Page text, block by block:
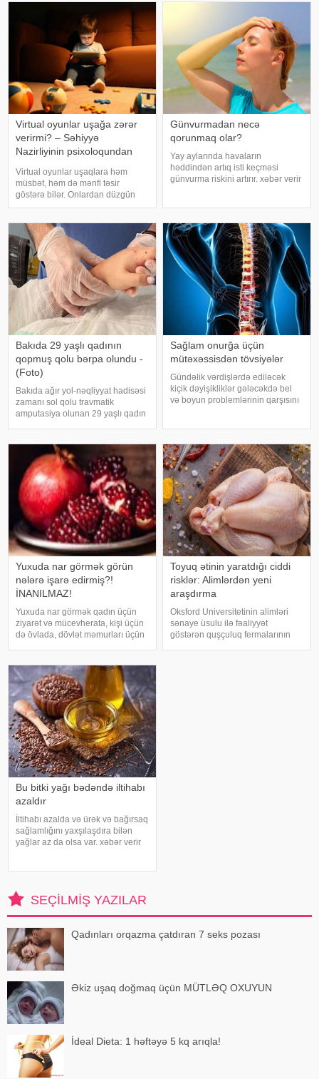
və antioksidantlar sayəsində soğa
Virtual oyunlar uşağa zərər
verirmi? – Səhiyyə
Nazirliyinin psixoloqundan
Virtual oyunlar uşaqlara həm
müsbət, həm də mənfi təsir
göstərə bilər. Onlardan düzgün
rejimdə istifadə edildikdə zehni
artıq oynanılması fiziki və psixoloji
problemlərə səbəb ola bilər
Günvurmadan necə
qorunmaq olar?
Yay aylarında havaların
həddindən artıq isti keçməsi
günvurma riskini artırır. xəbər verir
diqqətli olmalıdırlar.
Günvurmadan qorunma
Bakıda 29 yaşlı qadının
qopmuş qolu bərpa olundu -
(Foto)
Bakıda ağır yol-nəqliyyat hadisəsi
zamanı sol qolu travmatik
amputasiya olunan 29 yaşlı qadın
zərərçəkən Səhiyyə Nazirliyi
Akademik M.A.Topçubaşov adına
Elmi Cərrahiyy
Sağlam onurğa üçün
mütəxəssisdən tövsiyələr
Gündəlik vərdişlərdə ediləcək
kiçik dəyişikliklər gələcəkdə bel
və boyun problemlərinin qarşısını
duruş onurğanın sağlam
qalmasınd
Yuxuda nar görmək görün
nələrə işarə edirmiş?!
İNANILMAZ!
Yuxuda nar görmək qadın üçün
ziyarət və mücevherata, kişi üçün
də övlada, dövlət məmurları üçün
bərəkətinə, tacir üçün çox quru,
xalq üçün yaxşı bir idarəy
Toyuq ətinin yaratdığı ciddi
risklər: Alimlərdən yeni
araşdırma
Oksford Universitetinin alimləri
sənaye üsulu ilə fəaliyyət
göstərən quşçuluq fermalarının
Bu bitki yağı bədəndə iltihabı
azaldır
İltihabı azalda və ürək və bağırsaq
sağlamlığını yaxşılaşdıra bilən
yağlar az da olsa var. xəbər verir
SEÇILMIŞ YAZILAR
Qadınları orqazma çatdıran 7 seks pozası
Əkiz uşaq doğmaq üçün MÜTLƏQ OXUYUN
İdeal Dieta: 1 həftəyə 5 kq arıqla!